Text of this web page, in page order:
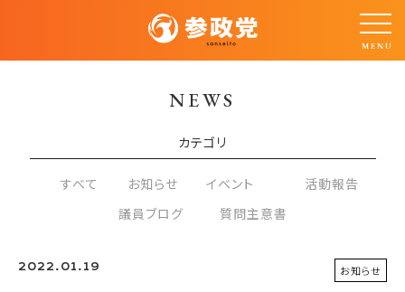
NEWS
カテゴリ
すべて お知らせ イベント
活動報告
議員ブログ
質問主意書
2022.01.19 お知らせ